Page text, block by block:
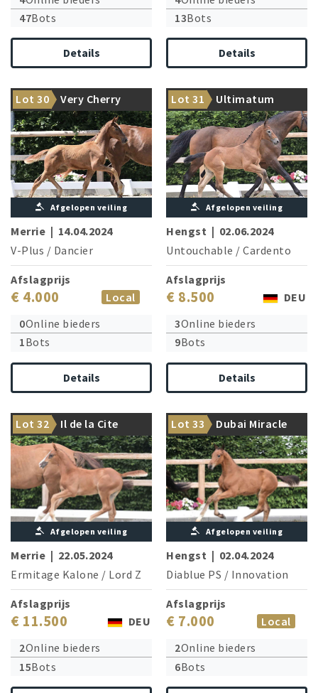
47Bots
Details
13Bots
Details
Lot 30 Very Cherry
The granddam is sister of a
Grand Prix winner
Afgelopen veiling
Merrie | 14.04.2024
V-Plus / Dancier
Afslagprijs
€ 4.000
Local
0Online bieders
1Bots
Details
Lot 31 Ultimatum
International top blood
dominates!
Afgelopen veiling
Hengst | 02.06.2024
Untouchable / Cardento
Afslagprijs
€ 8.500
DEU
3Online bieders
9Bots
Details
Lot 32 Il de la Cite
1.60 m winner Hello Forever
is the dam’s brother
Afgelopen veiling
Merrie | 22.05.2024
Ermitage Kalone / Lord Z
Afslagprijs
€ 11.500
DEU
2Online bieders
15Bots
Lot 33 Dubai Miracle
Closely related to 1.60 m star
Leena/M. Beerbaum
Afgelopen veiling
Hengst | 02.04.2024
Diablue PS / Innovation
Afslagprijs
€ 7.000
Local
2Online bieders
6Bots